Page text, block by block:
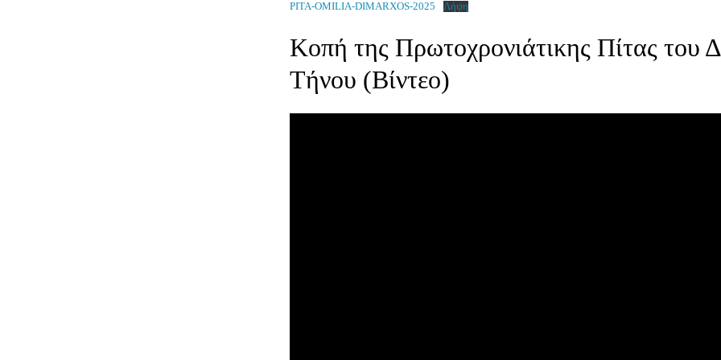
PITA-OMILIA-DIMARXOS-2025 Λήψη
Κοπή της Πρωτοχρονιάτικης Πίτας του
Τήνου (Βίντεο)